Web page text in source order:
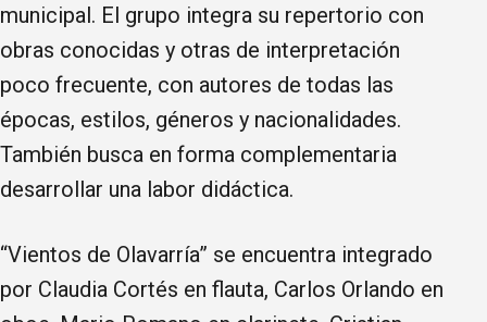
municipal. El grupo integra su repertorio con
obras conocidas y otras de interpretación
poco frecuente, con autores de todas las
épocas, estilos, géneros y nacionalidades.
También busca en forma complementaria
desarrollar una labor didáctica.
“Vientos de Olavarría” se encuentra integrado
por Claudia Cortés en flauta, Carlos Orlando en